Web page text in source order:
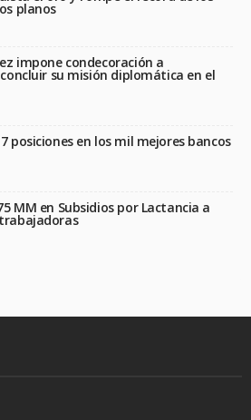
planos
impone condecoración a
su misión diplomática en el
posiciones en los mil mejores bancos
MM en Subsidios por Lactancia a